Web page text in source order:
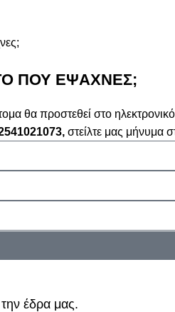
ΠΟΥ ΕΨΑΧΝΕΣ;
θα προστεθεί στο
στείλτε μας
έδρα μας.